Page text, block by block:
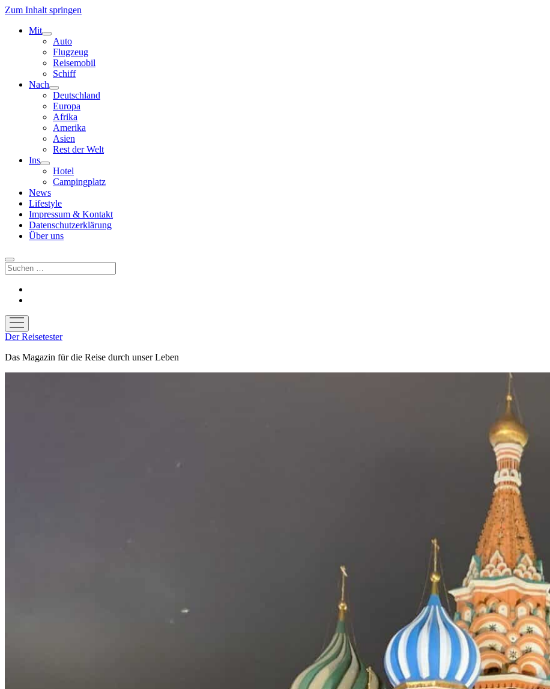
Zum Inhalt springen
Mit
Menü
öffnen
Auto
Flugzeug
Reisemobil
Schiff
Nach
Menü
öffnen
Deutschland
Europa
Afrika
Amerika
Asien
Rest der Welt
Ins
Menü
öffnen
Hotel
Campingplatz
News
Lifestyle
Impressum & Kontakt
Datenschutzerklärung
Über uns
Suchen
Menü
öffnen
Der Reisetester
Das Magazin für die Reise durch unser Leben